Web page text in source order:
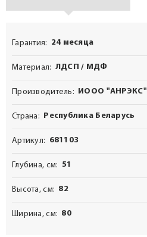
Гарантия 24 месяца
Материал ЛДСП / МДФ
Производитель ИООО "АНРЭКС"
Страна Республика Беларусь
Артикул 681103
Глубина, см 51
Высота, см 82
Ширина, см 80